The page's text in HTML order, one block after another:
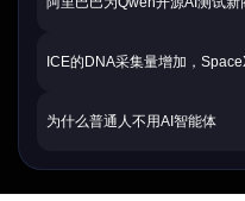
ICE的DNA采集量增加，
为什么普通人不用AI智能体